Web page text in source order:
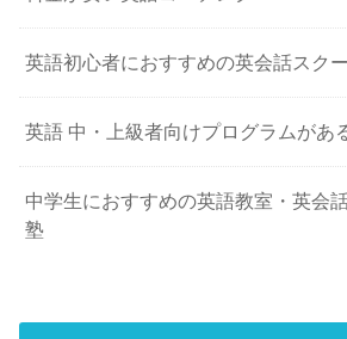
英語初心者におすすめの英会話スク
英語 中・上級者向けプログラムがあ
中学生におすすめの英語教室・英会
塾